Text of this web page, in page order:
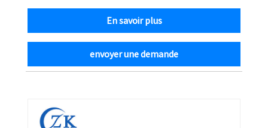
En savoir plus
envoyer une demande